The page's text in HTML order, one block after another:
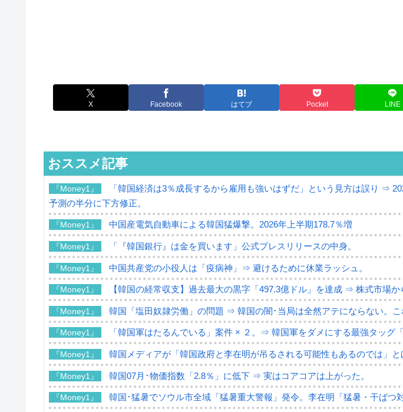
X Facebook はてブ Pocket LINE
おススメ記事
『Money1』
「韓国経済は3％成長するから雇用も強いはずだ」という見方は誤り ⇒
予測の半分に下方修正。
『Money1』 中国産電気自動車による韓国猛爆撃。2026年上半期178.7％増
『Money1』 「『韓国銀行』は金を買います」公式プレスリリースの中身。
『Money1』 中国共産党の小役人は「疫病神」⇒ 避けるために休業ラッシュ。
『Money1』 【韓国の経常収支】過去最大の黒字「497.3億ドル」を達成 ⇒ 株式市場か
『Money1』 韓国「塩田奴隷労働」の問題 ⇒ 韓国の闇･当局は全然アテにならない。
『Money1』 「韓国軍はたるんでいる」案件 × ２。⇒ 韓国軍をダメにする最強タッグ
『Money1』 韓国メディアが「韓国政府と李在明が吊るされる可能性もあるのでは」と
『Money1』 韓国07月･物価指数「2.8％」に低下 ⇒ 実はコアコアは上がった。
『Money1』 韓国･猛暑でソウル市全域「猛暑重大警報」発令。李在明「猛暑・干ばつ